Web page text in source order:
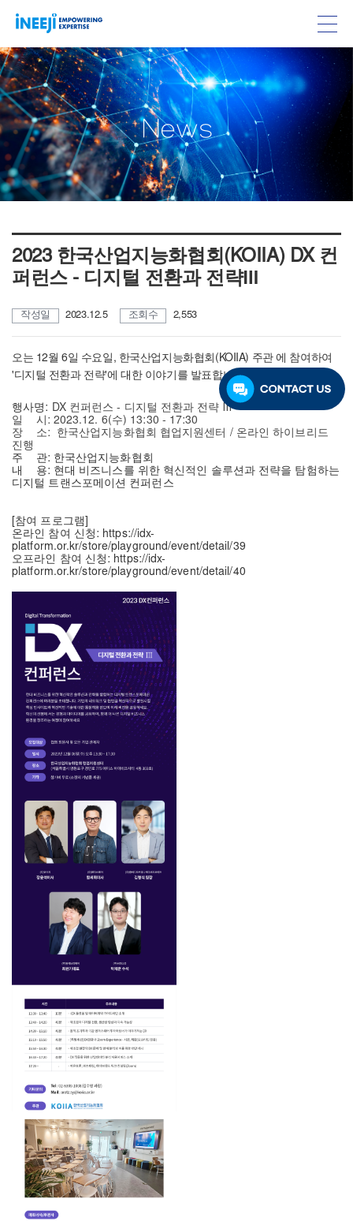
News
2023 한국산업지능화협회(KOIIA) DX 컨
퍼런스 - 디지털 전환과 전략Ⅲ
작성일 2023.12.5 조회수 2,553
오는 12월 6일 수요일, 한국산업지능화협회(KOIIA) 주관에 참여하여
'디지털 전환과 전략'에 대한 이야기를 발표합니다.
행사명: DX 컨퍼런스 - 디지털 전환과 전략 Ⅲ
일 시: 2023.12. 6(수) 13:30 - 17:30
장 소: 한국산업지능화협회 협업지원센터 / 온라인 하이브리드
진행
주 관: 한국산업지능화협회
내 용: 현대 비즈니스를 위한 혁신적인 솔루션과 전략을 탐험하는
디지털 트랜스포메이션 컨퍼런스
[참여 프로그램]
온라인 참여 신청: https://idx-
platform.or.kr/store/playground/event/detail/39
오프라인 참여 신청: https://idx-
platform.or.kr/store/playground/event/detail/40